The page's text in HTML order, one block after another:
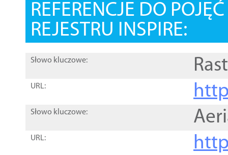
REFERENCJE DO
REJESTRU INSPIRE:
Słowo kluczowe:
URL:
Słowo kluczowe:
URL: